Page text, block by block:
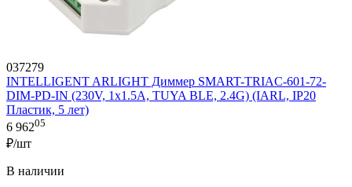
037279
INTELLIGENT ARLIGHT Диммер SMART-TRIAC-601-72-
DIM-PD-IN (230V, 1x1.5A, TUYA BLE, 2.4G) (IARL, IP20
Пластик, 5 лет)
6 96205
₽/шт
В наличии